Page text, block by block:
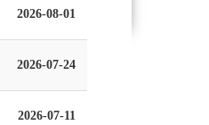
2026-08-01
2026-07-24
2026-07-11